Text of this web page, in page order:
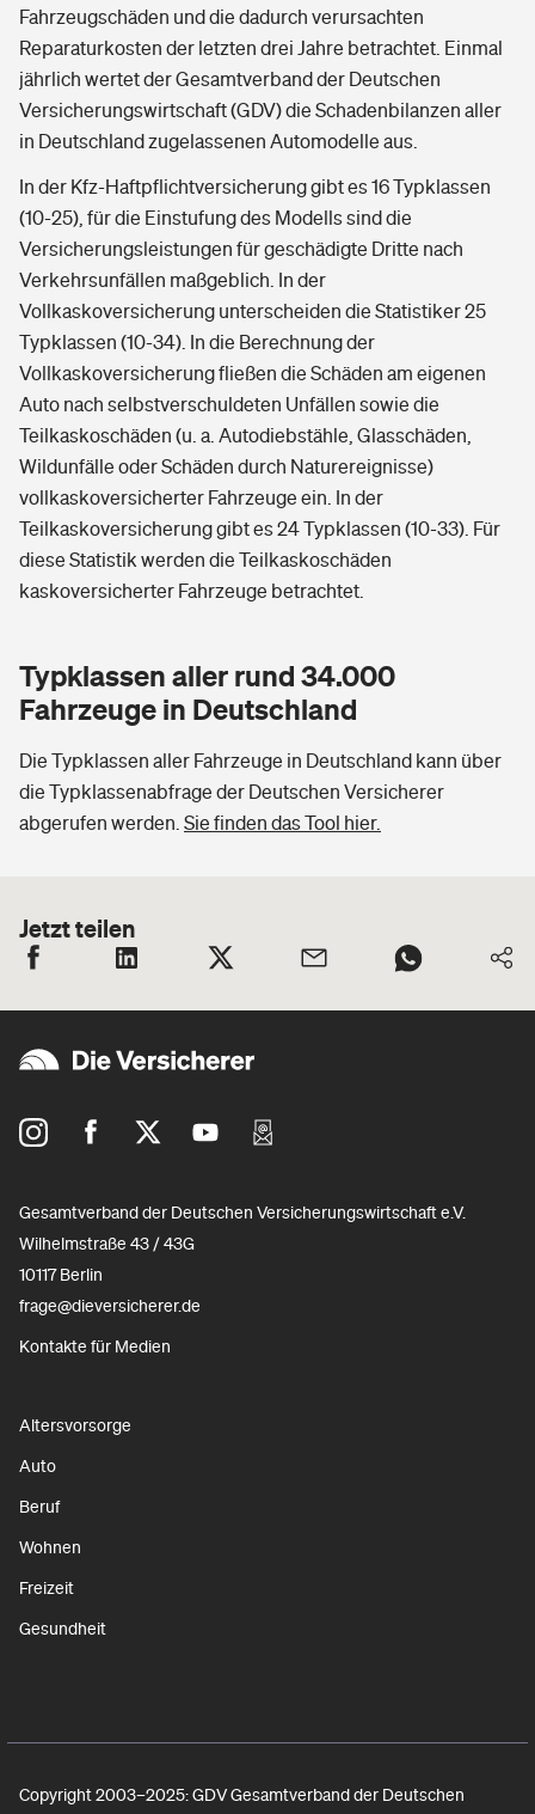
Fahrzeugschäden und die dadurch verursachten
Reparaturkosten der letzten drei Jahre betrachtet. Einmal
jährlich wertet der Gesamtverband der Deutschen
Versicherungswirtschaft (GDV) die Schadenbilanzen aller
in Deutschland zugelassenen Automodelle aus.
In der Kfz-Haftpflichtversicherung gibt es 16 Typklassen
(10-25), für die Einstufung des Modells sind die
Versicherungsleistungen für geschädigte Dritte nach
Verkehrsunfällen maßgeblich. In der
Vollkaskoversicherung unterscheiden die Statistiker 25
Typklassen (10-34). In die Berechnung der
Vollkaskoversicherung fließen die Schäden am eigenen
Auto nach selbstverschuldeten Unfällen sowie die
Teilkaskoschäden (u. a. Autodiebstähle, Glasschäden,
Wildunfälle oder Schäden durch Naturereignisse)
vollkaskoversicherter Fahrzeuge ein. In der
Teilkaskoversicherung gibt es 24 Typklassen (10-33). Für
diese Statistik werden die Teilkaskoschäden
kaskoversicherter Fahrzeuge betrachtet.
Typklassen aller rund 34.000
Fahrzeuge in Deutschland
Die Typklassen aller Fahrzeuge in Deutschland kann über
die Typklassenabfrage der Deutschen Versicherer
abgerufen werden. Sie finden das Tool hier.
Jetzt teilen
Gesamtverband der Deutschen Versicherungswirtschaft e.V.
Wilhelmstraße 43 / 43G
10117 Berlin
frage@dieversicherer.de
Kontakte für Medien
Altersvorsorge
Auto
Beruf
Wohnen
Freizeit
Gesundheit
Copyright 2003–2025: GDV Gesamtverband der Deutschen